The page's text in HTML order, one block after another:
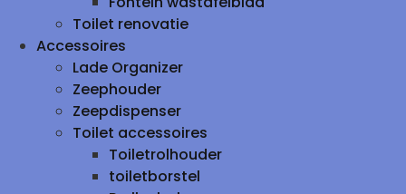
Toilet renovatie
Accessoires
Lade Organizer
Zeephouder
Zeepdispenser
Toilet accessoires
Toiletrolhouder
toiletborstel